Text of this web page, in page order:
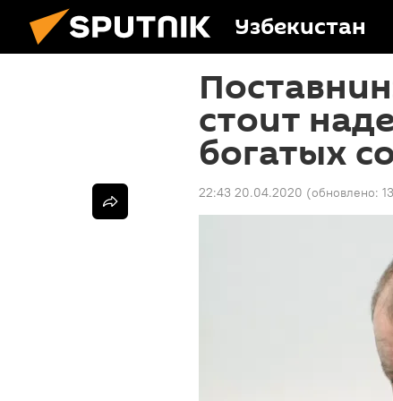
Узбекистан
стоит
богатых
22:43 20.04.2020 (обновлено: